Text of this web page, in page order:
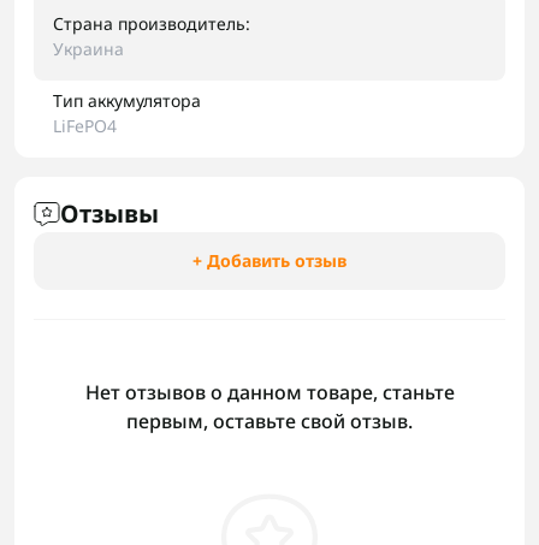
Страна производитель:
Украина
Тип аккумулятора
LiFePO4
Отзывы
+ Добавить отзыв
Нет отзывов о данном товаре, станьте
первым, оставьте свой отзыв.